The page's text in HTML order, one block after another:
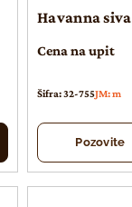
Havanna
Cena na upit
Šifra: 32-755JM: m
Pozovite